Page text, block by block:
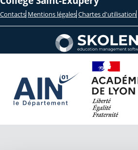
Contacts Mentions légales Chartes d'utilisation